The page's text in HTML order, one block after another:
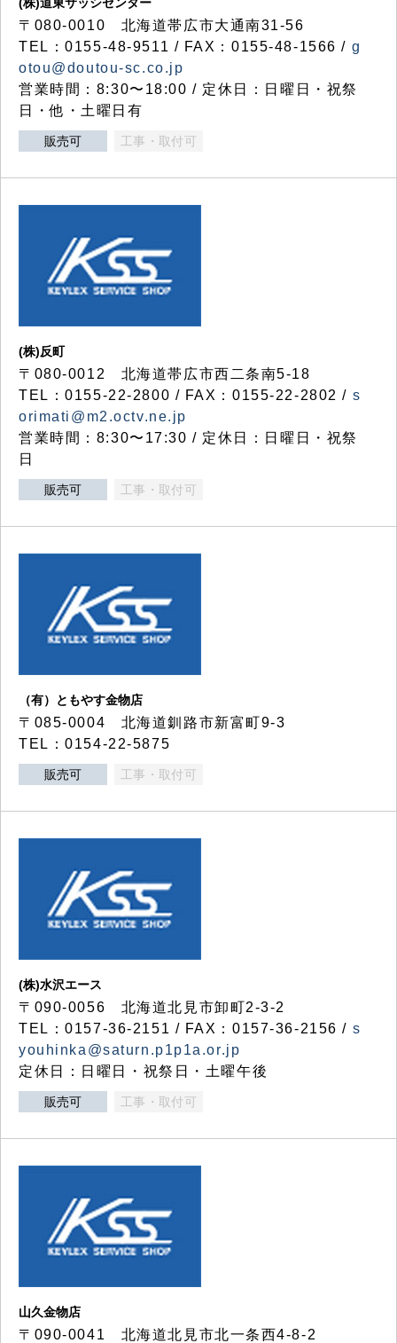
〒080-0010 北海道帯広市大通南31-56
TEL：0155-48-9511 / FAX：0155-48-1566 / g
otou@doutou-sc.co.jp
営業時間：8:30〜18:00 / 定休日：日曜日・祝祭
日・他・土曜日有
販売可 工事・取付可
(株)反町
〒080-0012 北海道帯広市西二条南5-18
TEL：0155-22-2800 / FAX：0155-22-2802 / s
orimati@m2.octv.ne.jp
営業時間：8:30〜17:30 / 定休日：日曜日・祝祭
日
販売可 工事・取付可
（有）ともやす金物店
〒085-0004 北海道釧路市新富町9-3
TEL：0154-22-5875
販売可 工事・取付可
(株)水沢エース
〒090-0056 北海道北見市卸町2-3-2
TEL：0157-36-2151 / FAX：0157-36-2156 / s
youhinka@saturn.p1p1a.or.jp
定休日：日曜日・祝祭日・土曜午後
販売可 工事・取付可
山久金物店
〒090-0041 北海道北見市北一条西4-8-2